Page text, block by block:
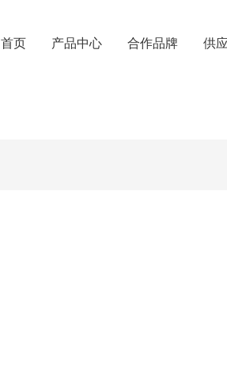
首页 产品中心 合作品牌 供